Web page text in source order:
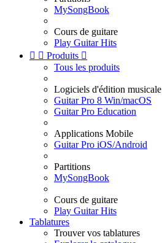
MySongBook
Cours de guitare
Play Guitar Hits
  Produits 
Tous les produits
Logiciels d'édition musicale
Guitar Pro 8 Win/macOS
Guitar Pro Education
Applications Mobile
Guitar Pro iOS/Android
Partitions
MySongBook
Cours de guitare
Play Guitar Hits
Tablatures
Trouver vos tablatures